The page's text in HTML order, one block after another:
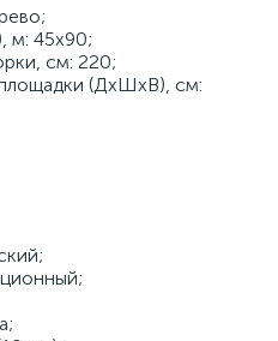
м: 45х90;
см: 220;
(ДхШхВ), см: